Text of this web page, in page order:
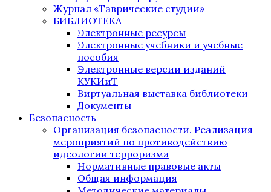
Журнал «Таврические студии»
БИБЛИОТЕКА
Электронные ресурсы
Электронные учебники и учебные
пособия
Электронные версии изданий
КУКИиТ
Виртуальная выставка библиотеки
Документы
Безопасность
Организация безопасности. Реализация
мероприятий по противодействию
идеологии терроризма
Нормативные правовые акты
Общая информация